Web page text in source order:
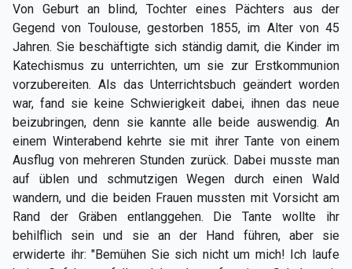
Von Geburt an blind, Tochter eines Pächters aus der
Gegend von Toulouse, gestorben 1855, im Alter von 45
Jahren. Sie beschäftigte sich ständig damit, die Kinder im
Katechismus zu unterrichten, um sie zur Erstkommunion
vorzubereiten. Als das Unterrichtsbuch geändert worden
war, fand sie keine Schwierigkeit dabei, ihnen das neue
beizubringen, denn sie kannte alle beide auswendig. An
einem Winterabend kehrte sie mit ihrer Tante von einem
Ausflug von mehreren Stunden zurück. Dabei musste man
auf üblen und schmutzigen Wegen durch einen Wald
wandern, und die beiden Frauen mussten mit Vorsicht am
Rand der Gräben entlanggehen. Die Tante wollte ihr
behilflich sein und sie an der Hand führen, aber sie
erwiderte ihr: "Bemühen Sie sich nicht um mich! Ich laufe